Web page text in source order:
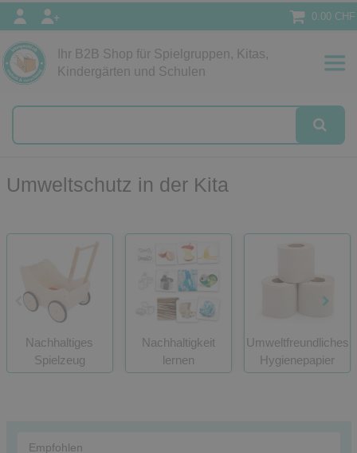
0.00 CHF
Ihr B2B Shop für Spielgruppen, Kitas,
Kindergärten und Schulen
Umweltschutz in der Kita
Nachhaltiges
Spielzeug
Nachhaltigkeit
lernen
Umweltfreundliches
Hygienepapier